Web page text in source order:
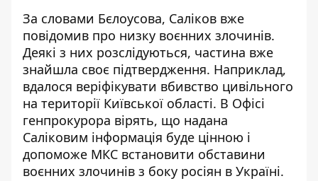
За словами Бєлоусова, Саліков вже
повідомив про низку воєнних злочинів.
Деякі з них розслідуються, частина вже
знайшла своє підтвердження. Наприклад,
вдалося веріфікувати вбивство цивільного
на території Київської області. В Офісі
генпрокурора вірять, що надана
Саліковим інформація буде цінною і
допоможе МКС встановити обставини
воєнних злочинів з боку росіян в Україні.